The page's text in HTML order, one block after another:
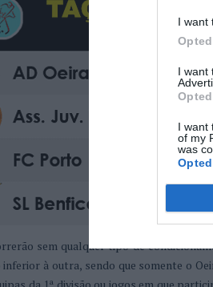
I want
I want
I want
of my
was
sem qualquer tipo de
inferior à outra, sendo que somente o